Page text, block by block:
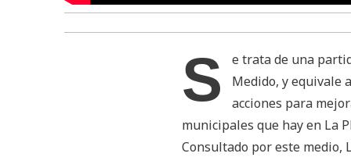
S
e trata de una
Medido, y equivale
acciones para
municipales que hay en La
Consultado por este